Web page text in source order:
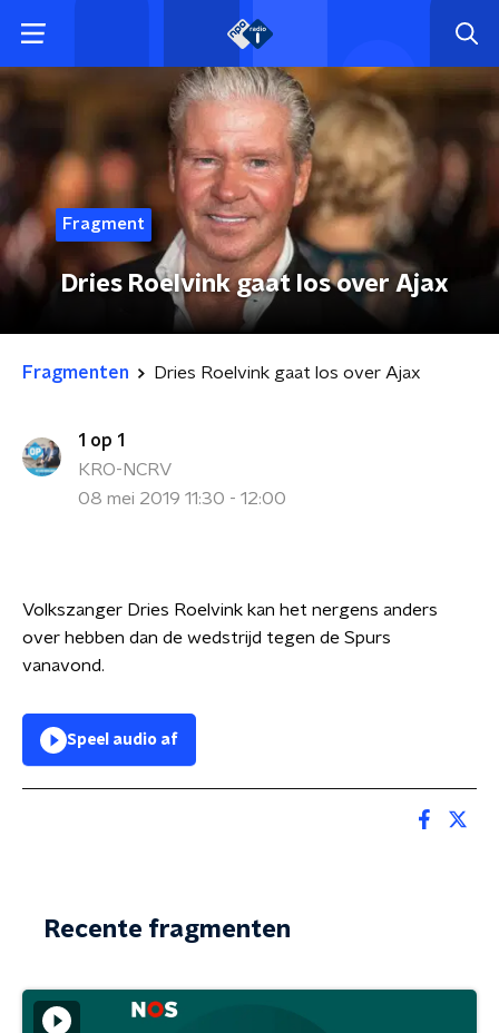
Fragment
Dries Roelvink gaat los over Ajax
Fragmenten Dries Roelvink gaat los over Ajax
1 op 1
KRO-NCRV
08 mei 2019 11:30 - 12:00
Volkszanger Dries Roelvink kan het nergens anders
over hebben dan de wedstrijd tegen de Spurs
vanavond.
Speel audio af
Recente fragmenten